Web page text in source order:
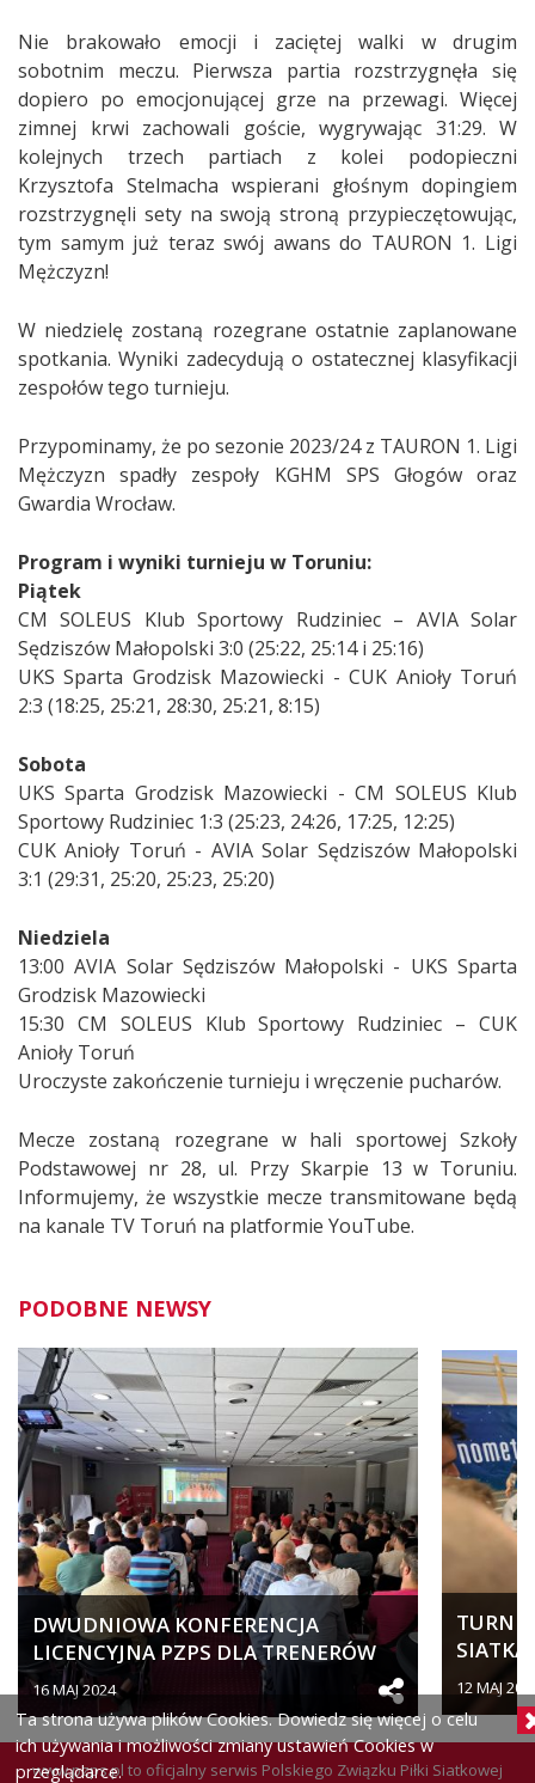
Ta strona używa plików Cookies. Dowiedz się więcej o celu
ich używania i możliwości zmiany ustawień Cookies w
przeglądarce.
Nie brakowało emocji i zaciętej walki w drugim
sobotnim meczu. Pierwsza partia rozstrzygnęła się
dopiero po emocjonującej grze na przewagi. Więcej
zimnej krwi zachowali goście, wygrywając 31:29. W
kolejnych trzech partiach z kolei podopieczni
Krzysztofa Stelmacha wspierani głośnym dopingiem
rozstrzygnęli sety na swoją stroną przypieczętowując,
tym samym już teraz swój awans do TAURON 1. Ligi
Mężczyzn!
W niedzielę zostaną rozegrane ostatnie zaplanowane
spotkania. Wyniki zadecydują o ostatecznej klasyfikacji
zespołów tego turnieju.
Przypominamy, że po sezonie 2023/24 z TAURON 1. Ligi
Mężczyzn spadły zespoły KGHM SPS Głogów oraz
Gwardia Wrocław.
Program i wyniki turnieju w Toruniu:
Piątek
CM SOLEUS Klub Sportowy Rudziniec – AVIA Solar
Sędziszów Małopolski 3:0 (25:22, 25:14 i 25:16)
UKS Sparta Grodzisk Mazowiecki - CUK Anioły Toruń
2:3 (18:25, 25:21, 28:30, 25:21, 8:15)
Sobota
UKS Sparta Grodzisk Mazowiecki - CM SOLEUS Klub
Sportowy Rudziniec 1:3 (25:23, 24:26, 17:25, 12:25)
CUK Anioły Toruń - AVIA Solar Sędziszów Małopolski
3:1 (29:31, 25:20, 25:23, 25:20)
Niedziela
13:00 AVIA Solar Sędziszów Małopolski - UKS Sparta
Grodzisk Mazowiecki
15:30 CM SOLEUS Klub Sportowy Rudziniec – CUK
Anioły Toruń
Uroczyste zakończenie turnieju i wręczenie pucharów.
Mecze zostaną rozegrane w hali sportowej Szkoły
Podstawowej nr 28, ul. Przy Skarpie 13 w Toruniu.
Informujemy, że wszystkie mecze transmitowane będą
na kanale TV Toruń na platformie YouTube.
PODOBNE NEWSY
DWUDNIOWA KONFERENCJA
LICENCYJNA PZPS DLA TRENERÓW
SZCZEBLA...
16 MAJ 2024 12 MAJ
www.pzps.pl to oficjalny serwis Polskiego Związku Piłki Siatkowej